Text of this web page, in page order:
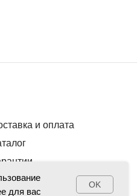
и оплата
для вас
OK